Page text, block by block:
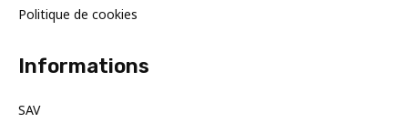
Politique de cookies
Informations
SAV